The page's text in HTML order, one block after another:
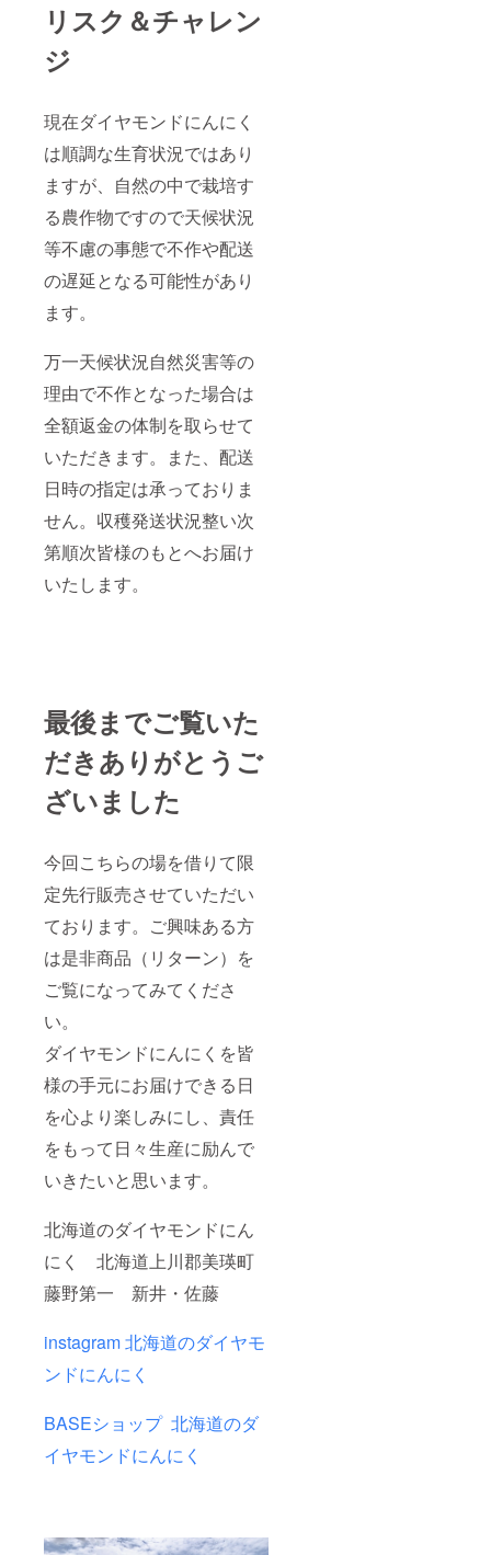
リスク＆チャレン
ジ
現在ダイヤモンドにんにく
は順調な生育状況ではあり
ますが、自然の中で栽培す
る農作物ですので天候状況
等不慮の事態で不作や配送
の遅延となる可能性があり
ます。
万一天候状況自然災害等の
理由で不作となった場合は
全額返金の体制を取らせて
いただきます。また、配送
日時の指定は承っておりま
せん。収穫発送状況整い次
第順次皆様のもとへお届け
いたします。
最後までご覧いた
だきありがとうご
ざいました
今回こちらの場を借りて限
定先行販売させていただい
ております。ご興味ある方
は是非商品（リターン）を
ご覧になってみてくださ
い。
ダイヤモンドにんにくを皆
様の手元にお届けできる日
を心より楽しみにし、責任
をもって日々生産に励んで
いきたいと思います。
北海道のダイヤモンドにん
にく 北海道上川郡美瑛町
藤野第一 新井・佐藤
instagram 北海道のダイヤモ
ンドにんにく
BASEショップ 北海道のダ
イヤモンドにんにく